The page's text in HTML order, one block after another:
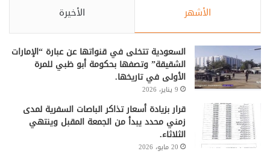
الأشهر الأخيرة
السعودية تتخلى في قنواتها عن عبارة “الإمارات
الشقيقة” وتصفها بحكومة أبو ظبي للمرة
الأولى في تاريخها.
9 يناير، 2026
قرار بزيادة أسعار تذاكر الباصات السفرية لمدى
زمني محدد يبدأ من الجمعة المقبل وينتهي
الثلاثاء.
20 مايو، 2026